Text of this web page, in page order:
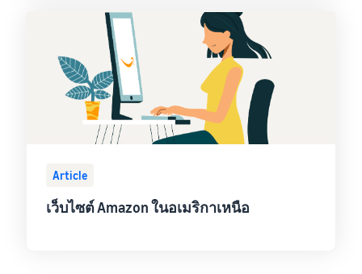
Article
เว็บไซต์ Amazon ในอเมริกาเหนือ